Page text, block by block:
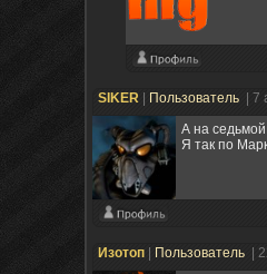
SIKER Пользователь
| 7
А на
Я так по
Изотоп Пользователь
|